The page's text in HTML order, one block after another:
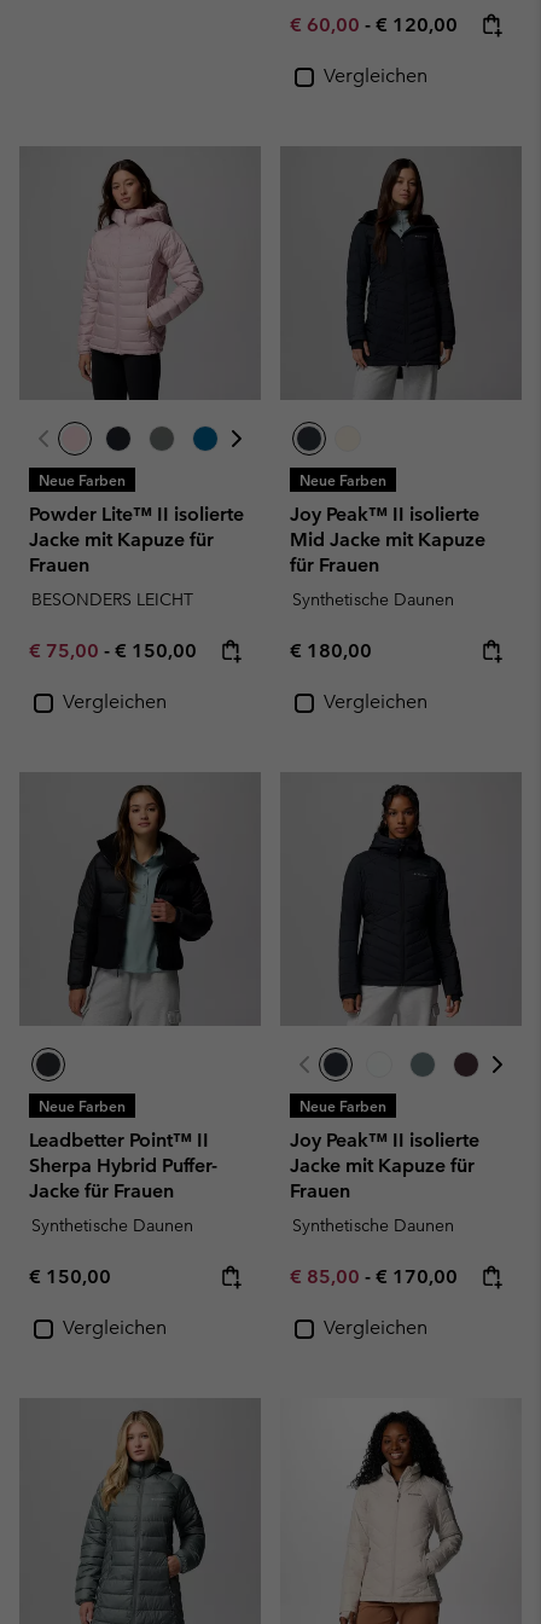
Minimum sale price:
€ 60,00 - Maximum price:
€ 120,00
Vergleichen
Neue Farben
Powder Lite™ II isolierte
Jacke mit Kapuze für
Frauen
BESONDERS LEICHT
Minimum sale price:
€ 75,00 - Maximum price:
€ 150,00
Vergleichen
Neue Farben
Joy Peak™ II isolierte
Mid Jacke mit Kapuze
für Frauen
Synthetische Daunen
Regular price:
€ 180,00
Vergleichen
Neue Farben
Leadbetter Point™ II
Sherpa Hybrid Puffer-
Jacke für Frauen
Synthetische Daunen
Regular price:
€ 150,00
Vergleichen
Neue Farben
Joy Peak™ II isolierte
Jacke mit Kapuze für
Frauen
Synthetische Daunen
Minimum sale price:
€ 85,00 - Maximum price:
€ 170,00
Vergleichen